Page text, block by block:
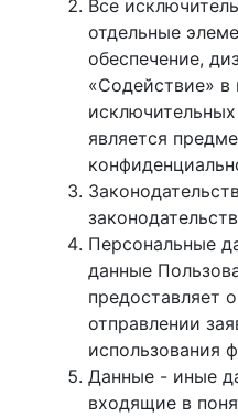
Все
отдельные
обеспечение,
«Содействие»
является
Персональные
данные
предоставляет
отправлении
использования
Данные - иные
входящие в